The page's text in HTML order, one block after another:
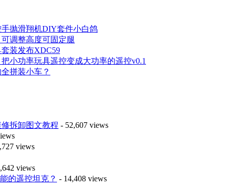
抛滑翔机DIY套件小白鸽
调整高度可固定腿
装发布XDC59
小功率玩具遥控变成大功率的遥控v0.1
拼装小车？
拆卸图文教程 - 52,607 views
views
views
的遥控坦克？ - 14,408 views